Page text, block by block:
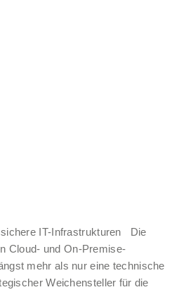
IT-Infrastrukturen Die
Cloud- und On-Premise-
mehr als nur eine technische
Weichensteller für die